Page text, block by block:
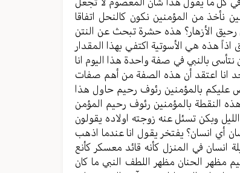
نأخذ من المؤمنين نكون كالنحل اتفاقا
رحيق الأزهار؟ هذه حشرة تبحث عن النتن
هذه هي الأسوتية اكتفي بهذا المقدار
بالنبي في صفة واحدة هذا اليوم انا
انا اعتقد أن هذه الصفة من أهم صفات
عليكم بالمؤمنين رئوف رحيم حاول هذا
النقطة بالمؤمنين رئوف رحيم المؤمن
وبكن تسئل عنه زوجته اولاده يقولون
أي انسان؟ يفتخر يقول انا عندما اذهب
انسان في المنزل كأنه قائد معسكر كأنع
مظهر الحنان مظهر اللطف النبي ما كان